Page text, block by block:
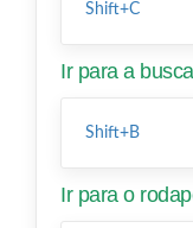
Shift+C
Ir para a busca
Shift+B
Ir para o